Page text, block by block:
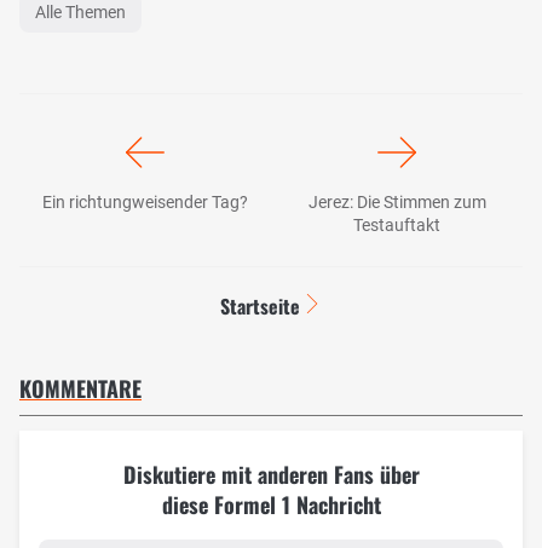
Alle Themen
Ein richtungweisender Tag?
Jerez: Die Stimmen zum
Testauftakt
Startseite
KOMMENTARE
Diskutiere mit anderen Fans über
diese Formel 1 Nachricht